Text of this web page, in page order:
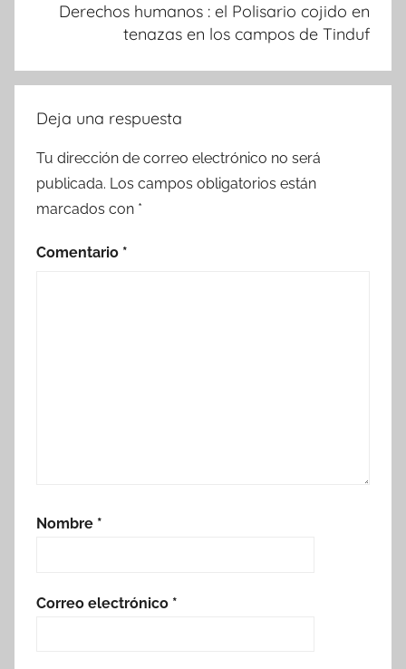
Derechos humanos : el Polisario cojido en
tenazas en los campos de Tinduf
Deja una respuesta
Tu dirección de correo electrónico no será
publicada. Los campos obligatorios están
marcados con *
Comentario *
Nombre *
Correo electrónico *